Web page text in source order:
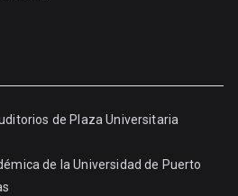
de Plaza Universitaria
de la Universidad de Puerto